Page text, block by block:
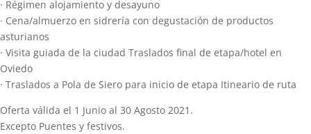
· Régimen alojamiento y desayuno
· Cena/almuerzo en sidrería con degustación de productos
asturianos
· Visita guiada de la ciudad Traslados final de etapa/hotel en
Oviedo
· Traslados a Pola de Siero para inicio de etapa Itineario de ruta
Oferta válida el 1 Junio al 30 Agosto 2021.
Excepto Puentes y festivos.